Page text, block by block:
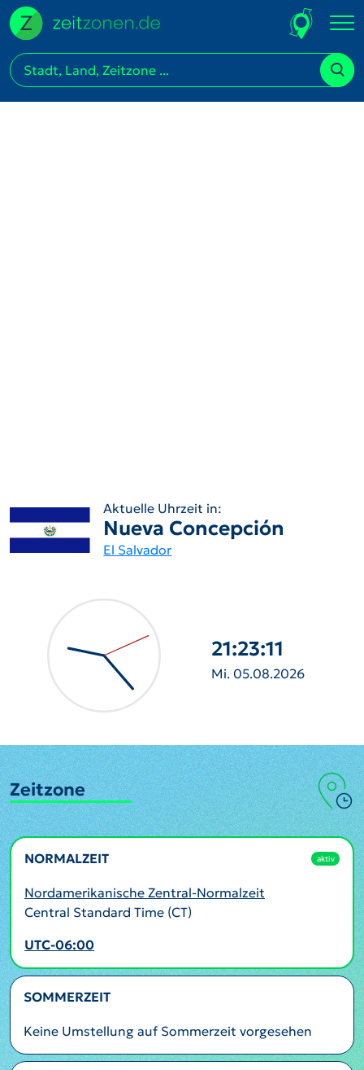
Aktuelle Uhrzeit in:
Nueva Concepción
El Salvador
21:23:12
Mi. 05.08.2026
Zeitzone
NORMALZEIT aktiv
Nordamerikanische Zentral-Normalzeit
Central Standard Time (CT)
UTC-06:00
SOMMERZEIT
Keine Umstellung auf Sommerzeit vorgesehen